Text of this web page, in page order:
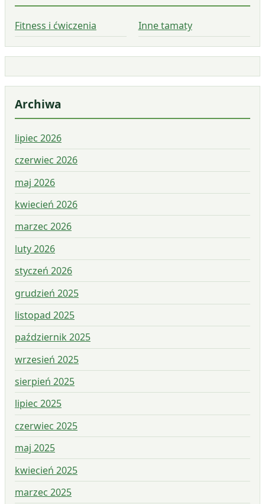
Fitness i ćwiczenia Inne tamaty
Archiwa
lipiec 2026
czerwiec 2026
maj 2026
kwiecień 2026
marzec 2026
luty 2026
styczeń 2026
grudzień 2025
listopad 2025
październik 2025
wrzesień 2025
sierpień 2025
lipiec 2025
czerwiec 2025
maj 2025
kwiecień 2025
marzec 2025